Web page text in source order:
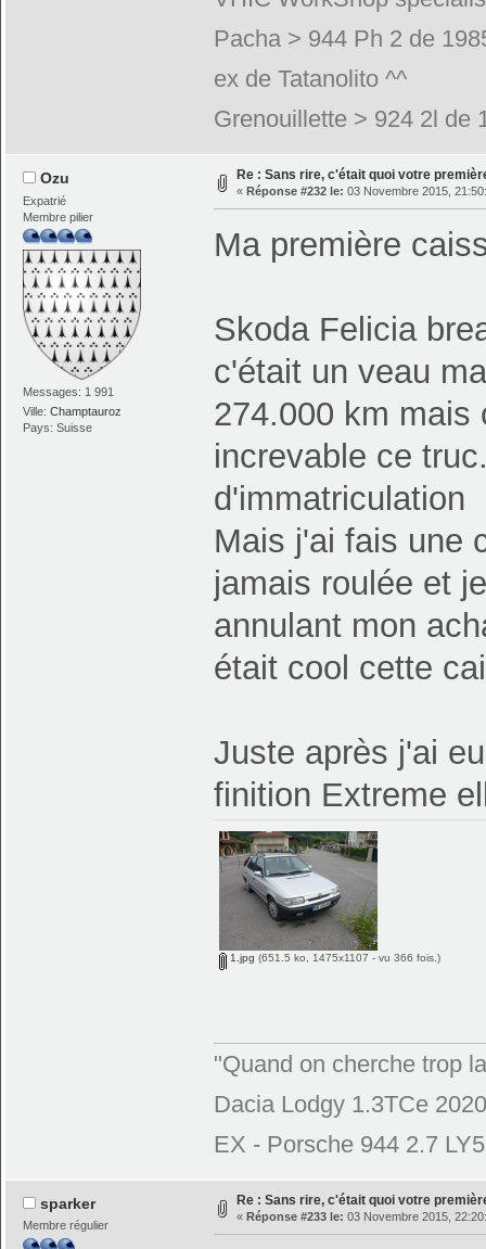
Pacha > 944 Ph 2 de
ex de Tatanolito ^^
Grenouillette > 924 2l de
Ozu
Expatrié
Membre pilier
Messages: 1 991
Ville:Champtauroz
Pays: Suisse
Re : Sans rire, c'était quoi votre
« Réponse #232 le: 03 Novembre 2015,
Ma première
Skoda Felicia
c'était un veau
274.000 km mais
increvable ce
d'immatriculation
Mais j'ai fais une
jamais roulée et
annulant mon
était cool cette
Juste après j'ai
finition Extreme
1.jpg (651.5 ko, 1475x1107 - vu 366 fois.)
"Quand on cherche trop
Dacia Lodgy 1.3TCe
EX - Porsche 944 2.7
sparker
Membre régulier
Re : Sans rire, c'était quoi votre
« Réponse #233 le: 03 Novembre 2015,